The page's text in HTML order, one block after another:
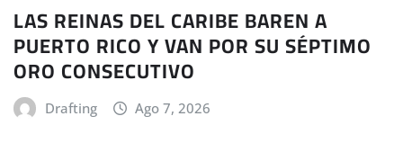
LAS REINAS DEL CARIBE BAREN A
PUERTO RICO Y VAN POR SU SÉPTIMO
ORO CONSECUTIVO
Drafting Ago 7, 2026